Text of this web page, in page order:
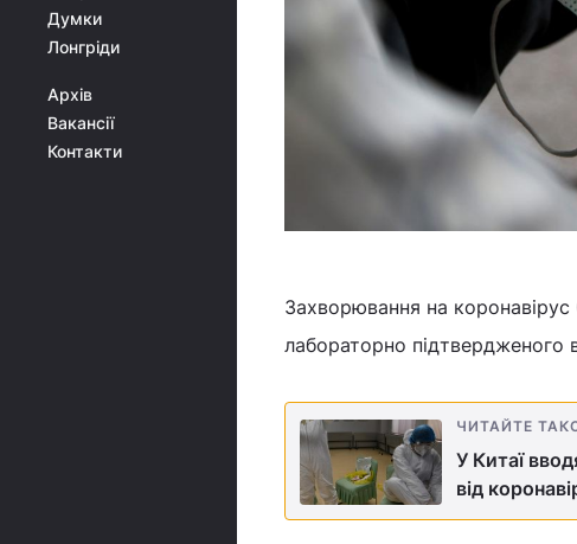
Думки
Лонгріди
Архів
Вакансії
Контакти
Захворювання на коронавірус
лабораторно підтвердженого
ЧИТАЙТЕ
У Китаї
від